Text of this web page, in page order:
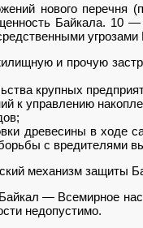
нового перечня
Байкала. 10
и прочую
крупных
к управлению
древесины в ходе
с вредителями
механизм защиты
— Всемирное
недопустимо.